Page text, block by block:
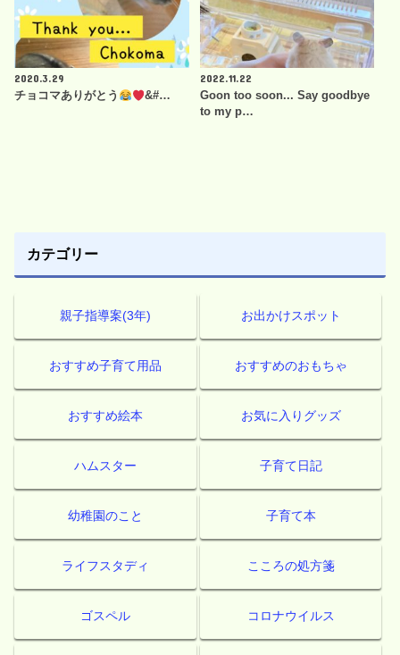
2020.3.29
チョコマありがとう
&#…
2022.11.22
Goon too soon... Say goodbye
to my p…
カテゴリー
親子指導案(3年) お出かけスポット
おすすめ子育て用品 おすすめのおもちゃ
おすすめ絵本 お気に入りグッズ
ハムスター 子育て日記
幼稚園のこと 子育て本
ライフスタディ こころの処方箋
ゴスペル コロナウイルス